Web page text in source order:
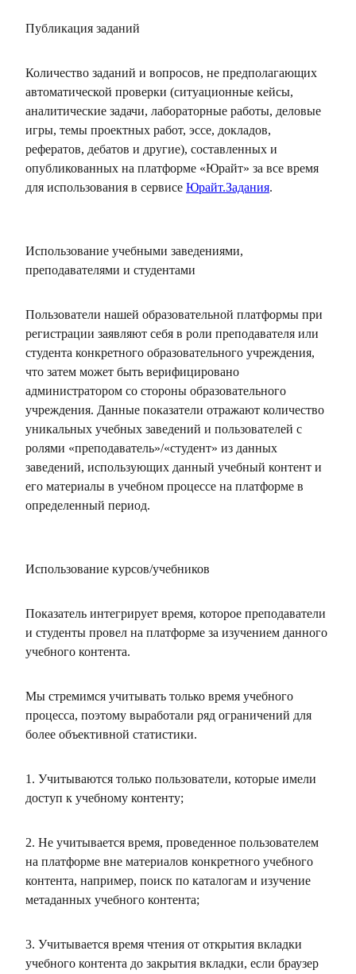
Публикация заданий
Количество заданий и вопросов, не предполагающих
автоматической проверки (ситуационные кейсы,
аналитические задачи, лабораторные работы, деловые
игры, темы проектных работ, эссе, докладов,
рефератов, дебатов и другие), составленных и
опубликованных на платформе «Юрайт» за все время
для использования в сервисе Юрайт.Задания.
Использование учебными заведениями,
преподавателями и студентами
Пользователи нашей образовательной платформы при
регистрации заявляют себя в роли преподавателя или
студента конкретного образовательного учреждения,
что затем может быть верифицировано
администратором со стороны образовательного
учреждения. Данные показатели отражают количество
уникальных учебных заведений и пользователей с
ролями «преподаватель»/«студент» из данных
заведений, использующих данный учебный контент и
его материалы в учебном процессе на платформе в
определенный период.
Использование курсов/учебников
Показатель интегрирует время, которое преподаватели
и студенты провел на платформе за изучением данного
учебного контента.
Мы стремимся учитывать только время учебного
процесса, поэтому выработали ряд ограничений для
более объективной статистики.
1. Учитываются только пользователи, которые имели
доступ к учебному контенту;
2. Не учитывается время, проведенное пользователем
на платформе вне материалов конкретного учебного
контента, например, поиск по каталогам и изучение
метаданных учебного контента;
3. Учитывается время чтения от открытия вкладки
учебного контента до закрытия вкладки, если браузер